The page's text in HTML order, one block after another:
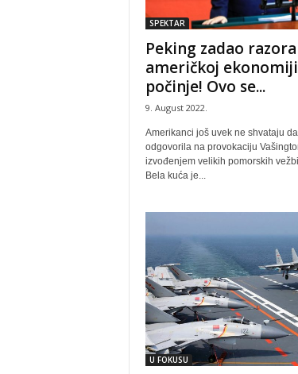
SPEKTAR
Peking zadao
američkoj
počinje! Ovo se...
9. August 2022.
Amerikanci još uvek ne shvataju
odgovorila na provokaciju
izvođenjem velikih pomorskih
Bela kuća je...
U FOKUSU